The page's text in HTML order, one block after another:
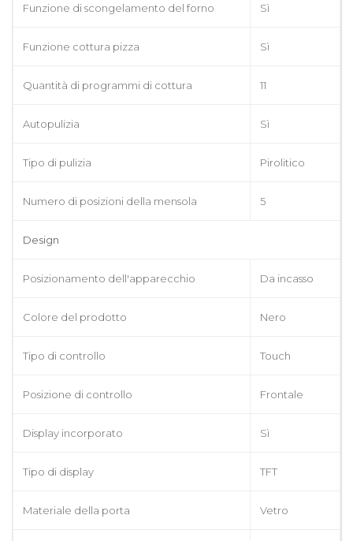
Funzione di scongelamento del forno Sì
Funzione cottura pizza Sì
Quantità di programmi di cottura 11
Autopulizia Sì
Tipo di pulizia Pirolitico
Numero di posizioni della mensola 5
Design
Posizionamento dell'apparecchio Da incasso
Colore del prodotto Nero
Tipo di controllo Touch
Posizione di controllo Frontale
Display incorporato Sì
Tipo di display TFT
Materiale della porta Vetro